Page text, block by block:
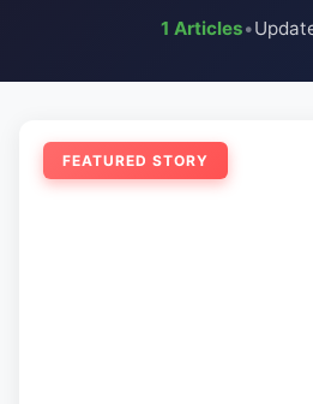
1 Articles•
FEATURED STORY